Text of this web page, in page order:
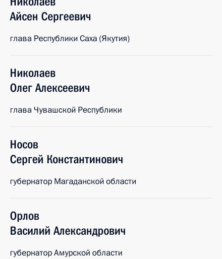
Айсен Сергеевич
глава Республики Саха (Якутия)
Николаев
Олег Алексеевич
глава Чувашской Республики
Носов
Сергей Константинович
губернатор Магаданской области
Орлов
Василий Александрович
губернатор Амурской области